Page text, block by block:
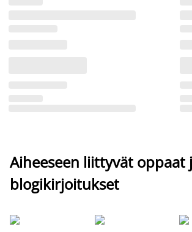
Aiheeseen liittyvät oppaat
blogikirjoitukset